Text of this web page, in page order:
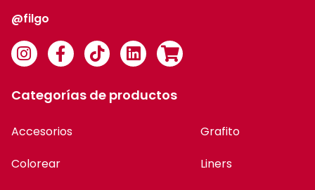
@filgo
Categorías de productos
Accesorios
Colorear
Grafito
Liners